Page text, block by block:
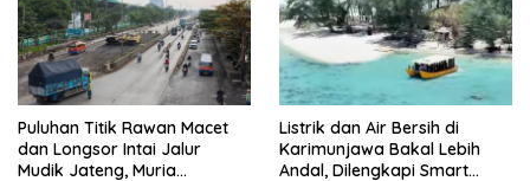
Puluhan Titik Rawan Macet
dan Longsor Intai Jalur
Mudik Jateng, Muria
Listrik dan Air Bersih di
Karimunjawa Bakal Lebih
Andal, Dilengkapi Smart